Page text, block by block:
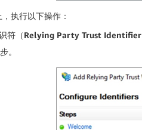
执行以下操作：
符（Relying Party Trust Identifier
。